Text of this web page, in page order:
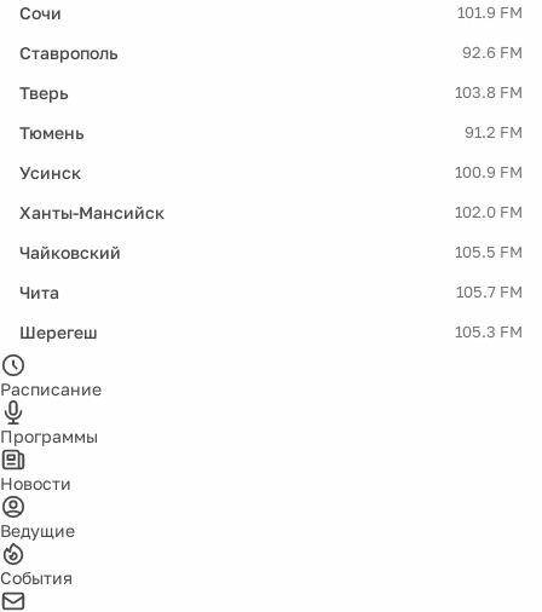
Сочи 101.9 FM
Ставрополь 92.6 FM
Тверь 103.8 FM
Тюмень 91.2 FM
Усинск 100.9 FM
Ханты-Мансийск 102.0 FM
Чайковский 105.5 FM
Чита 105.7 FM
Шерегеш 105.3 FM
Расписание
Программы
Новости
Ведущие
События